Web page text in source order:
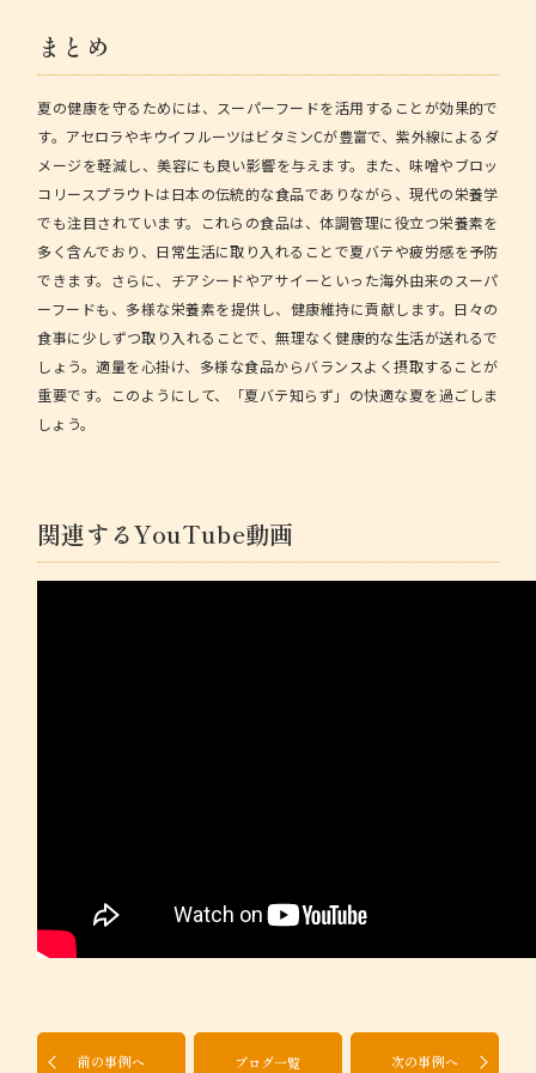
まとめ
夏の健康を守るためには、スーパーフードを活用することが効果的で
す。アセロラやキウイフルーツはビタミンCが豊富で、紫外線によるダ
メージを軽減し、美容にも良い影響を与えます。また、味噌やブロッ
コリースプラウトは日本の伝統的な食品でありながら、現代の栄養学
でも注目されています。これらの食品は、体調管理に役立つ栄養素を
多く含んでおり、日常生活に取り入れることで夏バテや疲労感を予防
できます。さらに、チアシードやアサイーといった海外由来のスーパ
ーフードも、多様な栄養素を提供し、健康維持に貢献します。日々の
食事に少しずつ取り入れることで、無理なく健康的な生活が送れるで
しょう。適量を心掛け、多様な食品からバランスよく摂取することが
重要です。このようにして、「夏バテ知らず」の快適な夏を過ごしま
しょう。
関連するYouTube動画
前の事例へ ブログ一覧 次の事例へ